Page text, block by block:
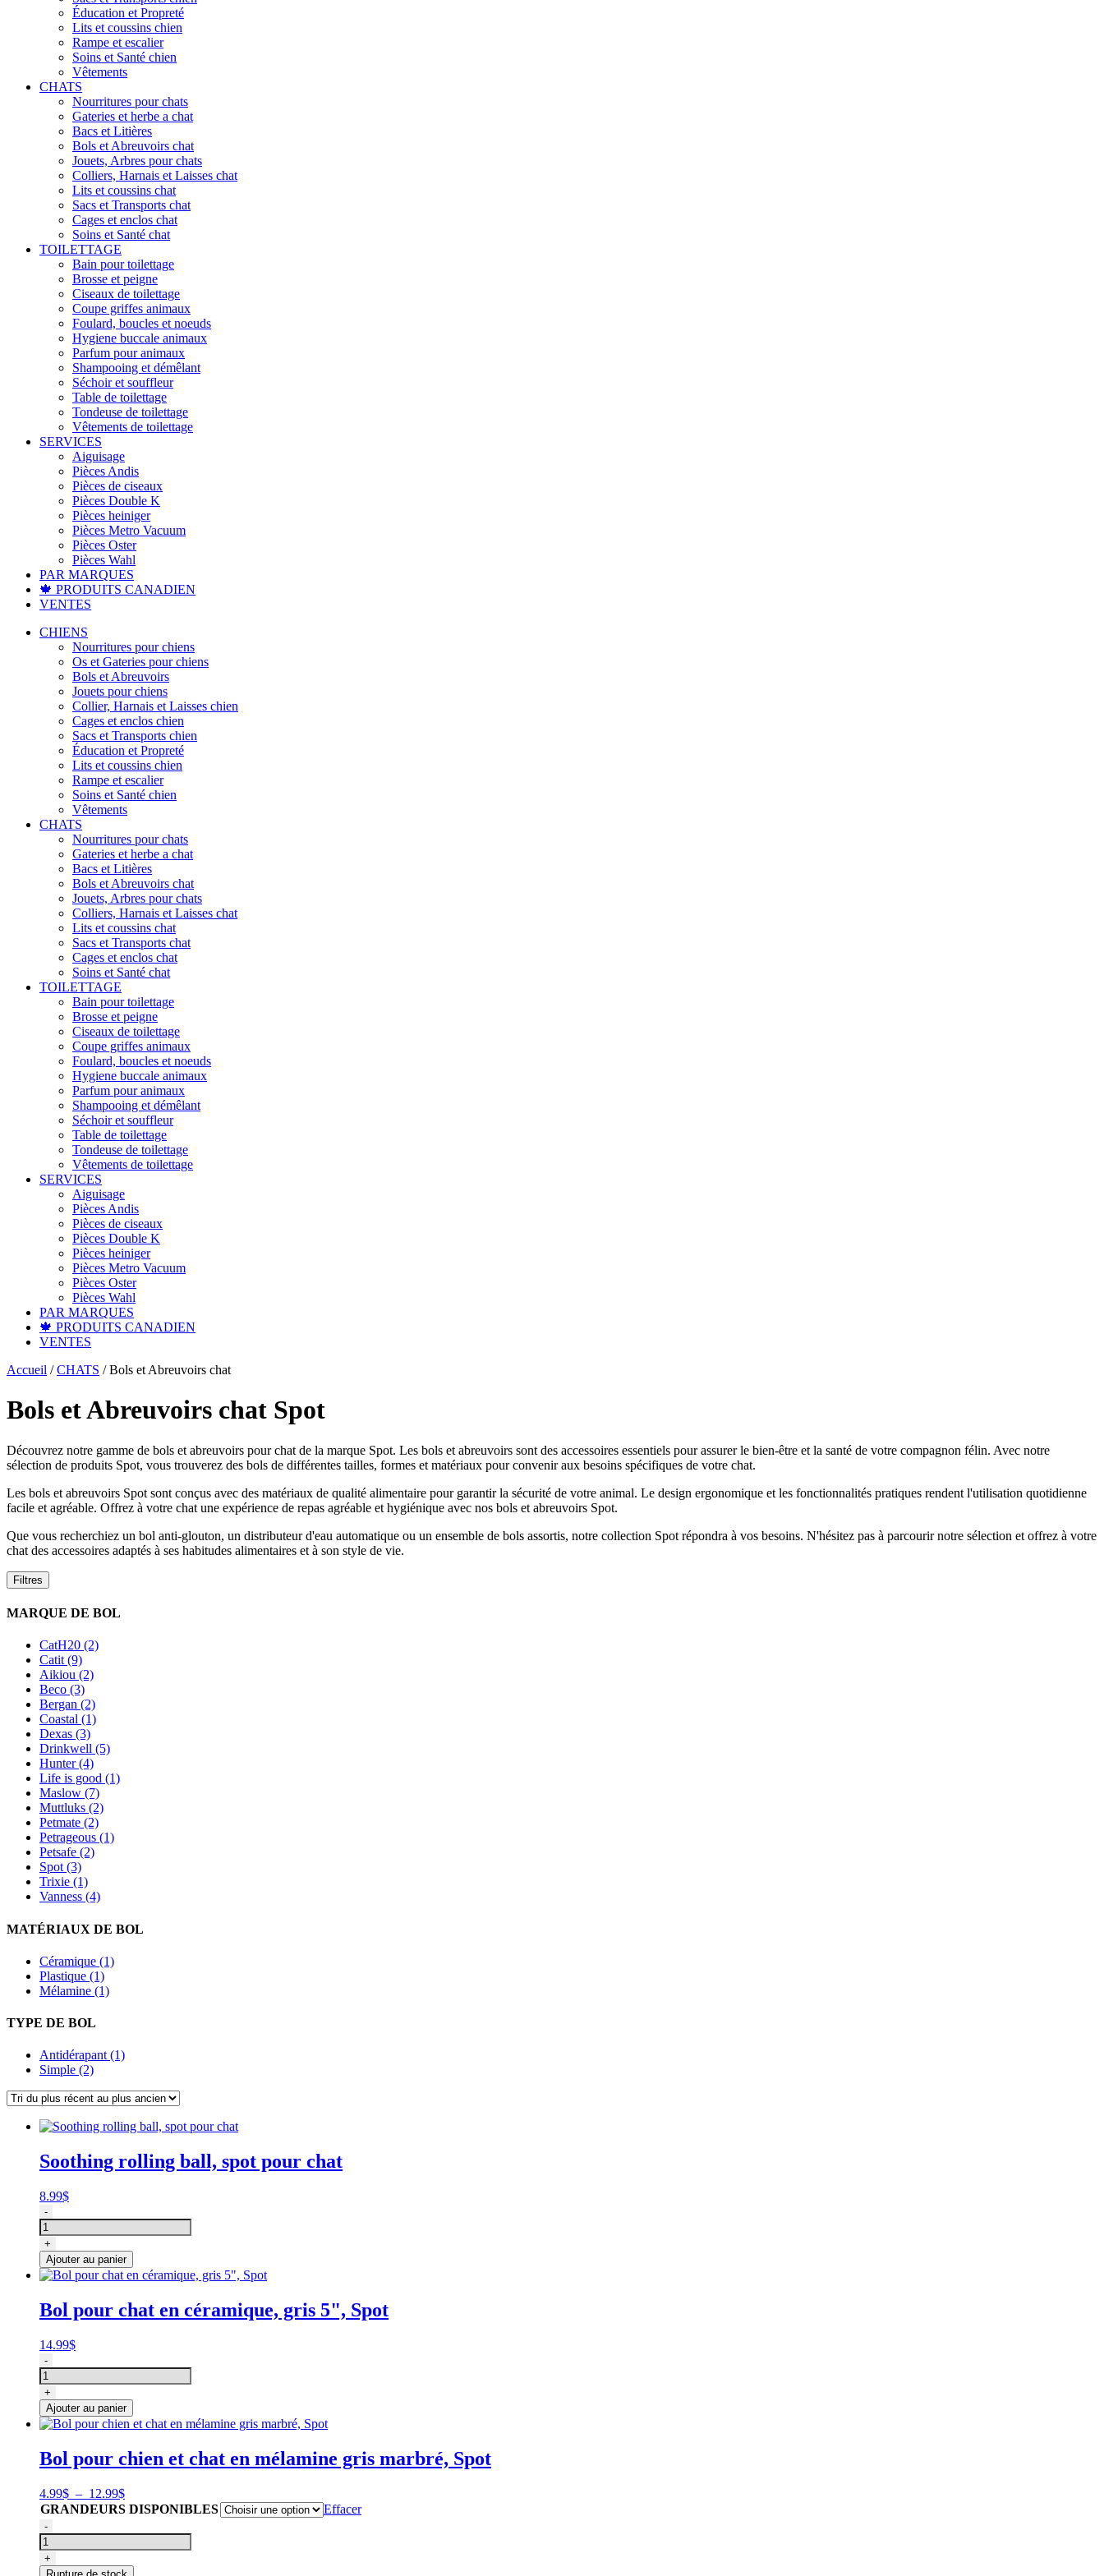
Éducation et Propreté
Lits et coussins chien
Rampe et escalier
Soins et Santé chien
Vêtements
CHATS
Nourritures pour chats
Gateries et herbe a chat
Bacs et Litières
Bols et Abreuvoirs chat
Jouets, Arbres pour chats
Colliers, Harnais et Laisses chat
Lits et coussins chat
Sacs et Transports chat
Cages et enclos chat
Soins et Santé chat
TOILETTAGE
Bain pour toilettage
Brosse et peigne
Ciseaux de toilettage
Coupe griffes animaux
Foulard, boucles et noeuds
Hygiene buccale animaux
Parfum pour animaux
Shampooing et démêlant
Séchoir et souffleur
Table de toilettage
Tondeuse de toilettage
Vêtements de toilettage
SERVICES
Aiguisage
Pièces Andis
Pièces de ciseaux
Pièces Double K
Pièces heiniger
Pièces Metro Vacuum
Pièces Oster
Pièces Wahl
PAR MARQUES
🍁 PRODUITS CANADIEN
VENTES
CHIENS
Nourritures pour chiens
Os et Gateries pour chiens
Bols et Abreuvoirs
Jouets pour chiens
Collier, Harnais et Laisses chien
Cages et enclos chien
Sacs et Transports chien
Éducation et Propreté
Lits et coussins chien
Rampe et escalier
Soins et Santé chien
Vêtements
CHATS
Nourritures pour chats
Gateries et herbe a chat
Bacs et Litières
Bols et Abreuvoirs chat
Jouets, Arbres pour chats
Colliers, Harnais et Laisses chat
Lits et coussins chat
Sacs et Transports chat
Cages et enclos chat
Soins et Santé chat
TOILETTAGE
Bain pour toilettage
Brosse et peigne
Ciseaux de toilettage
Coupe griffes animaux
Foulard, boucles et noeuds
Hygiene buccale animaux
Parfum pour animaux
Shampooing et démêlant
Séchoir et souffleur
Table de toilettage
Tondeuse de toilettage
Vêtements de toilettage
SERVICES
Aiguisage
Pièces Andis
Pièces de ciseaux
Pièces Double K
Pièces heiniger
Pièces Metro Vacuum
Pièces Oster
Pièces Wahl
PAR MARQUES
🍁 PRODUITS CANADIEN
VENTES
Accueil /CHATS /Bols et Abreuvoirs chat
Bols et Abreuvoirs chat Spot
Découvrez notre gamme de bols et abreuvoirs pour chat de la marque Spot. Les bols et abreuvoirs sont des accessoires essentiels pour assurer le bien-être et la santé de votre compagnon félin. Avec notre
sélection de produits Spot, vous trouverez des bols de différentes tailles, formes et matériaux pour convenir aux besoins spécifiques de votre chat.
Les bols et abreuvoirs Spot sont conçus avec des matériaux de qualité alimentaire pour garantir la sécurité de votre animal. Le design ergonomique et les fonctionnalités pratiques rendent l'utilisation quotidienne
facile et agréable. Offrez à votre chat une expérience de repas agréable et hygiénique avec nos bols et abreuvoirs Spot.
Que vous recherchiez un bol anti-glouton, un distributeur d'eau automatique ou un ensemble de bols assortis, notre collection Spot répondra à vos besoins. N'hésitez pas à parcourir notre sélection et offrez à votre
chat des accessoires adaptés à ses habitudes alimentaires et à son style de vie.
Filtres
MARQUE DE BOL
CatH20 (2)
Catit (9)
Aikiou (2)
Beco (3)
Bergan (2)
Coastal (1)
Dexas (3)
Drinkwell (5)
Hunter (4)
Life is good (1)
Maslow (7)
Muttluks (2)
Petmate (2)
Petrageous (1)
Petsafe (2)
Spot (3)
Trixie (1)
Vanness (4)
MATÉRIAUX DE BOL
Céramique (1)
Plastique (1)
Mélamine (1)
TYPE DE BOL
Antidérapant (1)
Simple (2)
Soothing rolling ball, spot pour chat
8.99$
quantité
de
Soothing
rolling
ball,
spot
chat
-
+
Ajouter au panier
Bol pour chat en céramique, gris 5", Spot
14.99$
quantité
de
Bol
pour
chat
en
gris
Spot
-
+
Ajouter au panier
Bol pour chien et chat en mélamine gris marbré, Spot
4.99$ – 12.99$Plage
de
4.99$
à
12.99$
GRANDEURS DISPONIBLES
Effacer
quantité
de
Bol
pour
-
+